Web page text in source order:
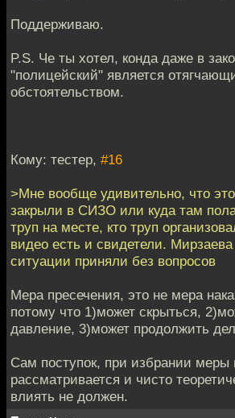
Поддерживаю.
P.S. Че ты хотел, конда даже в
"полицейский" является
обстоятельством.
Кому: тестер, #16
>Мне вообще удивительно, что
закрыли в СИЗО или куда там
труп на месте, кто труп
видео есть и свидетели.
ситуации приняли без вопросов
Мера пресечения, это не мера
потому что 1)может скрыться,
давление, 3)может продолжить
Сам поступок, при избрании меры
рассматривается и чисто
влиять не должен.